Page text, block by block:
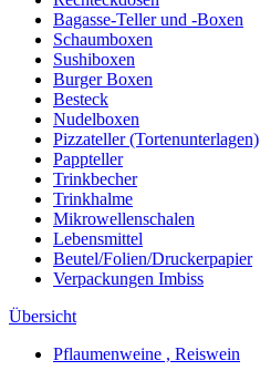
Bagasse-Teller und -Boxen
Schaumboxen
Sushiboxen
Burger Boxen
Besteck
Nudelboxen
Pizzateller (Tortenunterlagen)
Pappteller
Trinkbecher
Trinkhalme
Mikrowellenschalen
Lebensmittel
Beutel/Folien/Druckerpapier
Verpackungen Imbiss
Übersicht
Pflaumenweine , Reiswein